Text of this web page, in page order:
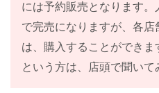
には予約販売となります
で完売になりますが、各
は、購入することができ
という方は、店頭で聞いて